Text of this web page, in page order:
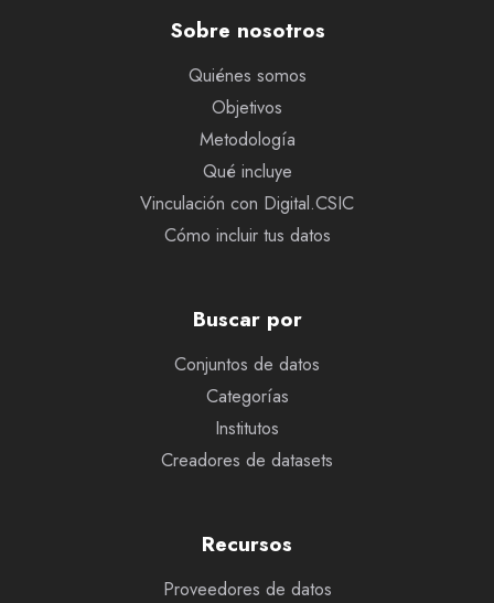
Sobre nosotros
Quiénes somos
Objetivos
Metodología
Qué incluye
Vinculación con Digital.CSIC
Cómo incluir tus datos
Buscar por
Conjuntos de datos
Categorías
Institutos
Creadores de datasets
Recursos
Proveedores de datos